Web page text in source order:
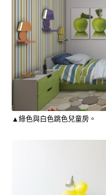
▲綠色與白色跳色兒童房。